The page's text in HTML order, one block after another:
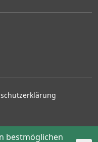
bestmöglichen